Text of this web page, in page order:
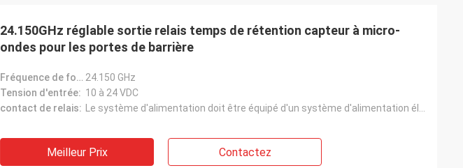
24.150GHz réglable sortie relais temps de rétention capteur à micro-
ondes pour les portes de barrière
Fréquence de fonctionnement: 24.150 GHz
Tension d'entrée: 10 à 24 VDC
contact de relais:
Meilleur Prix Contactez